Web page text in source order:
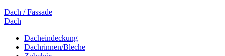
Dach / Fassade
Dach
Dacheindeckung
Dachrinnen/Bleche